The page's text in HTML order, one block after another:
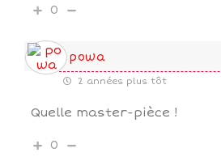
0
powa
2 années plus tôt
Quelle master-pièce !
0